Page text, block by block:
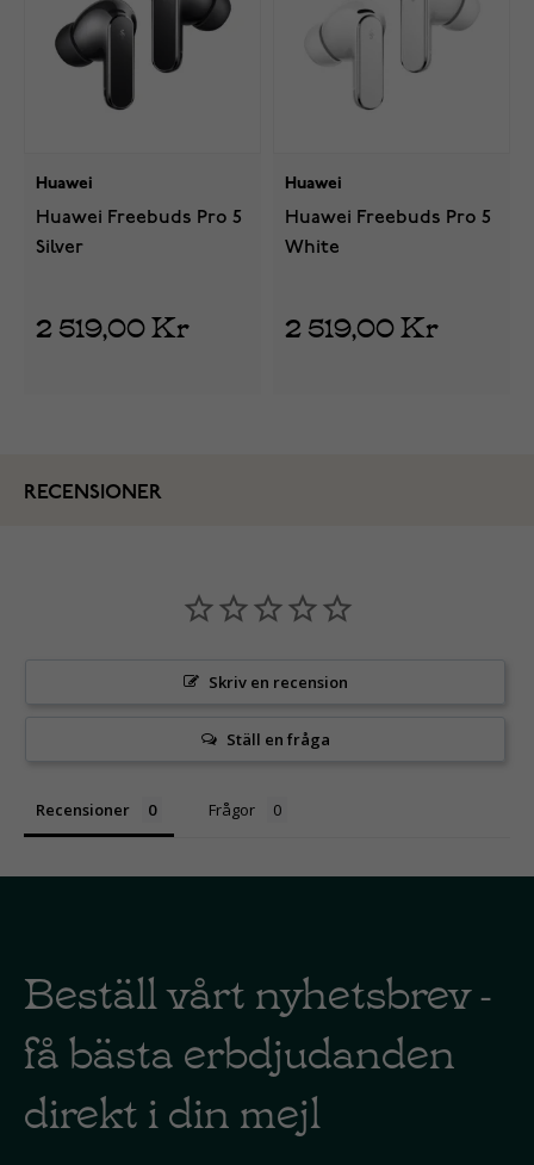
Huawei
Huawei Freebuds Pro 5
Silver
2 519,00 Kr
Huawei
Huawei Freebuds Pro 5
White
2 519,00 Kr
RECENSIONER
Skriv en recension
Ställ en fråga
Recensioner Frågor
Beställ vårt nyhetsbrev -
få bästa erbdjudanden
direkt i din mejl